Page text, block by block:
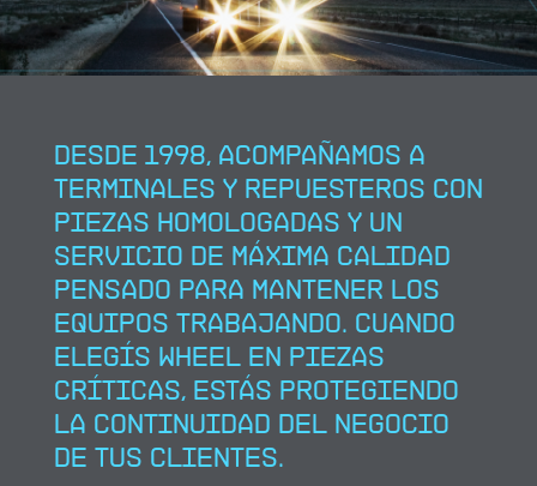
Desde 1998, acompañamos a
terminales y repuesteros con
piezas homologadas y un
servicio de máxima calidad
pensado para mantener los
equipos trabajando. Cuando
elegís Wheel en piezas
críticas, estás protegiendo
la continuidad del negocio
de tus clientes.